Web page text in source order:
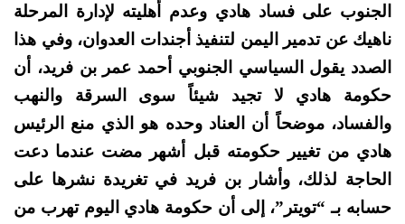
الجنوب على فساد هادي وعدم أهليته لإدارة المرحلة
ناهيك عن تدمير اليمن لتنفيذ أجندات العدوان، وفي هذا
الصدد يقول السياسي الجنوبي أحمد عمر بن فريد، أن
حكومة هادي لا تجيد شيئاً سوى السرقة والنهب
والفساد، موضحاً أن العناد وحده هو الذي منع الرئيس
هادي من تغيير حكومته قبل أشهر مضت عندما دعت
الحاجة لذلك، وأشار بن فريد في تغريدة نشرها على
حسابه بـ “تويتر”، إلى أن حكومة هادي اليوم تهرب من